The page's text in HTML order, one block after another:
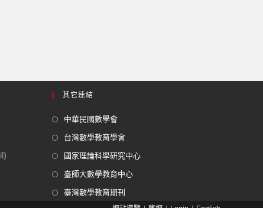
其它連結
中華民國數學會
台灣數學教育學會
國家理論科學研究中心
臺師大數學教育中心
臺灣數學教育期刊